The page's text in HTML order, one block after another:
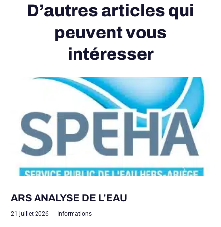
D’autres articles qui
peuvent vous
intéresser
ARS ANALYSE DE L’EAU
21 juillet 2026 Informations